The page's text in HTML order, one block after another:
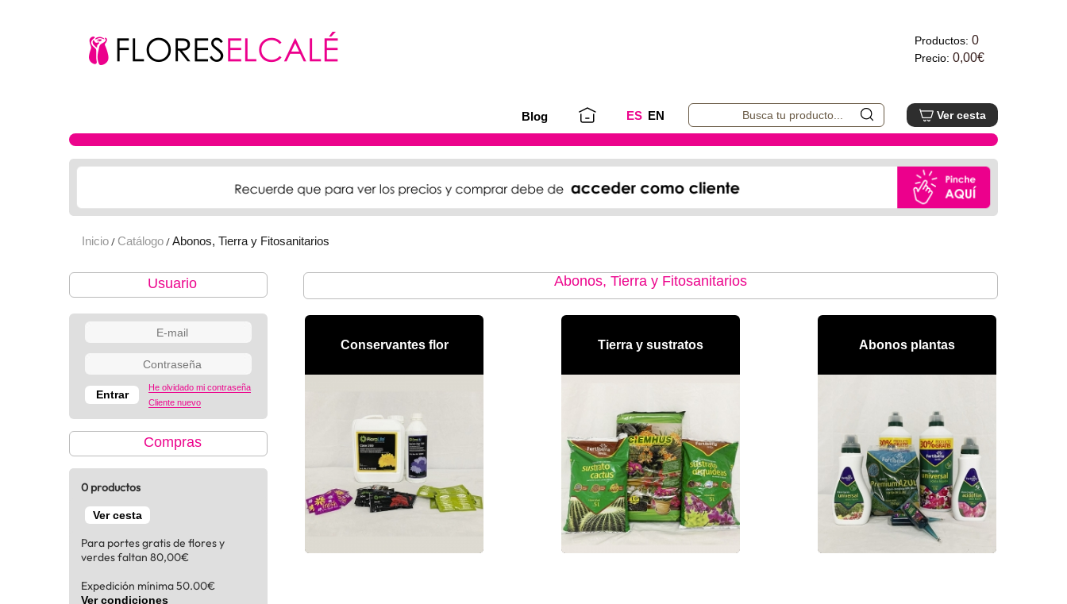
Productos: 0
Precio: 0,00€
Blog ES EN Ver cesta
Inicio / Catálogo / Abonos, Tierra y Fitosanitarios
Usuario
He olvidado mi contraseña
Cliente nuevo
Compras
0 productos
Ver cesta
Para portes gratis de flores y
verdes faltan 80,00€
Expedición mínima 50.00€
Ver condiciones
Abonos, Tierra y Fitosanitarios
Conservantes flor Tierra y sustratos Abonos plantas